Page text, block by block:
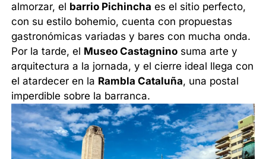
almorzar, el barrio Pichincha es el sitio perfecto,
con su estilo bohemio, cuenta con propuestas
gastronómicas variadas y bares con mucha onda.
Por la tarde, el Museo Castagnino suma arte y
arquitectura a la jornada, y el cierre ideal llega con
el atardecer en la Rambla Cataluña, una postal
imperdible sobre la barranca.